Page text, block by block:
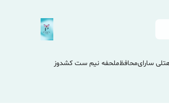
سارایمحافظملحفه نیم ست کشدوز